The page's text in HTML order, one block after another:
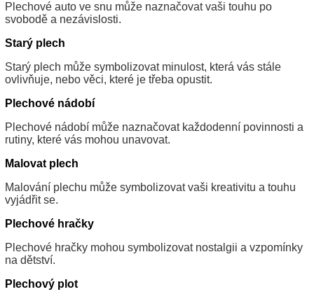
Plechové auto ve snu může naznačovat vaši touhu po
svobodě a nezávislosti.
Starý plech
Starý plech může symbolizovat minulost, která vás stále
ovlivňuje, nebo věci, které je třeba opustit.
Plechové nádobí
Plechové nádobí může naznačovat každodenní povinnosti a
rutiny, které vás mohou unavovat.
Malovat plech
Malování plechu může symbolizovat vaši kreativitu a touhu
vyjádřit se.
Plechové hračky
Plechové hračky mohou symbolizovat nostalgii a vzpomínky
na dětství.
Plechový plot